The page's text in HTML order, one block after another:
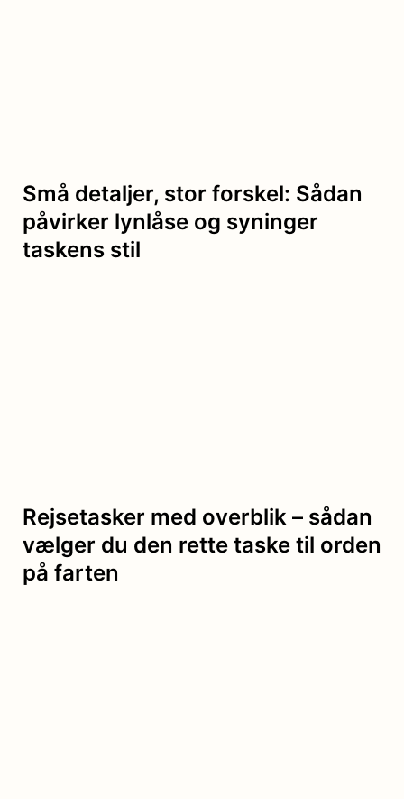
Små detaljer, stor forskel: Sådan
påvirker lynlåse og syninger
taskens stil
Rejsetasker med overblik – sådan
vælger du den rette taske til orden
på farten